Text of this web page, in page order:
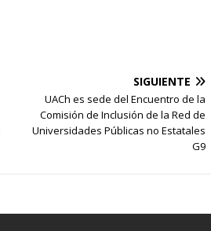
SIGUIENTE
UACh es sede del Encuentro de la
Comisión de Inclusión de la Red de
Universidades Públicas no Estatales
G9